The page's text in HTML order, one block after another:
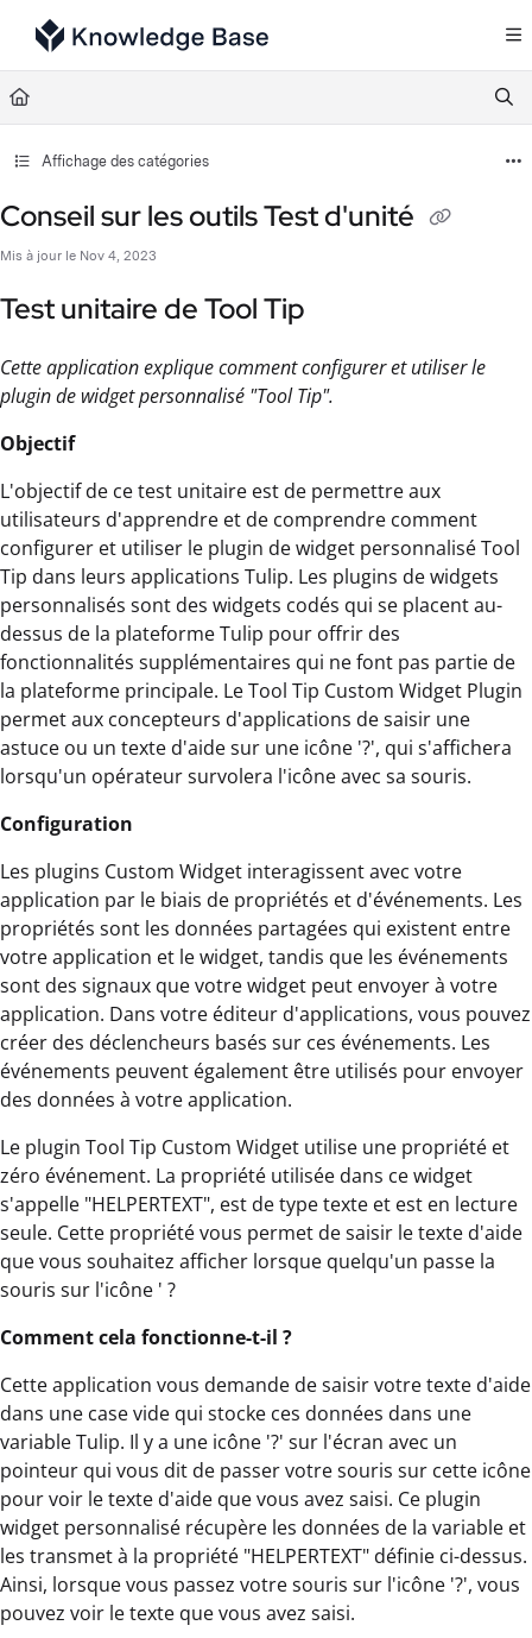
Documentation Index
Fetch the complete documentation index at:
Use this file to discover all available pages before exploring further.
Affichage des catégories
Conseil sur les outils Test d'unité
Mis à jour le Nov 4, 2023
Test unitaire de Tool Tip
Cette application explique comment configurer et utiliser le
plugin de widget personnalisé "Tool Tip".
Objectif
L'objectif de ce test unitaire est de permettre aux
utilisateurs d'apprendre et de comprendre comment
configurer et utiliser le plugin de widget personnalisé Tool
Tip dans leurs applications Tulip. Les plugins de widgets
personnalisés sont des widgets codés qui se placent au-
dessus de la plateforme Tulip pour offrir des
fonctionnalités supplémentaires qui ne font pas partie de
la plateforme principale. Le Tool Tip Custom Widget Plugin
permet aux concepteurs d'applications de saisir une
astuce ou un texte d'aide sur une icône '?', qui s'affichera
lorsqu'un opérateur survolera l'icône avec sa souris.
Configuration
Les plugins Custom Widget interagissent avec votre
application par le biais de propriétés et d'événements. Les
propriétés sont les données partagées qui existent entre
votre application et le widget, tandis que les événements
sont des signaux que votre widget peut envoyer à votre
application. Dans votre éditeur d'applications, vous pouvez
créer des déclencheurs basés sur ces événements. Les
événements peuvent également être utilisés pour envoyer
des données à votre application.
Le plugin Tool Tip Custom Widget utilise une propriété et
zéro événement. La propriété utilisée dans ce widget
s'appelle "HELPERTEXT", est de type texte et est en lecture
seule. Cette propriété vous permet de saisir le texte d'aide
que vous souhaitez afficher lorsque quelqu'un passe la
souris sur l'icône ' ?
Comment cela fonctionne-t-il ?
Cette application vous demande de saisir votre texte d'aide
dans une case vide qui stocke ces données dans une
variable Tulip. Il y a une icône '?' sur l'écran avec un
pointeur qui vous dit de passer votre souris sur cette icône
pour voir le texte d'aide que vous avez saisi. Ce plugin
widget personnalisé récupère les données de la variable et
les transmet à la propriété "HELPERTEXT" définie ci-dessus.
Ainsi, lorsque vous passez votre souris sur l'icône '?', vous
pouvez voir le texte que vous avez saisi.